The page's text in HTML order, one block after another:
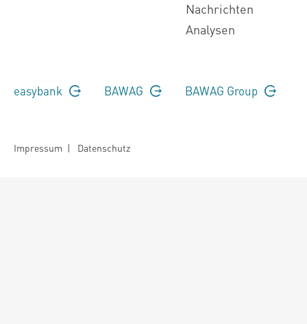
Nachrichten
Analysen
easybank BAWAG BAWAG Group
Impressum | Datenschutz